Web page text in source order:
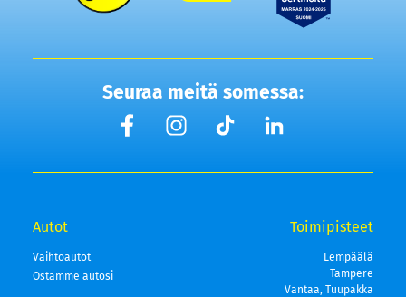
Seuraa meitä somessa:
Autot
Vaihtoautot
Ostamme autosi
Toimipisteet
Lempäälä
Tampere
Vantaa, Tuupakka